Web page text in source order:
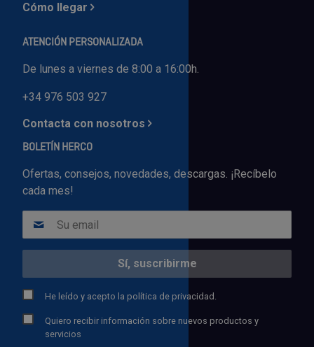
Cómo llegar
ATENCIÓN PERSONALIZADA
De lunes a viernes de 8:00 a 16:00h.
+34 976 503 927
Contacta con nosotros
BOLETÍN HERCO
Ofertas, consejos, novedades, descargas. ¡Recíbelo
cada mes!
He leído y acepto la política de privacidad.
Quiero recibir información sobre nuevos productos y
servicios